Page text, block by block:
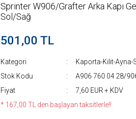
Sprinter W906/Grafter Arka Kapı
Sol/Sağ
501,00 TL
Kategori
Kaporta-Kilit-Ayna-
Stok Kodu
A906 760 04 28/
Fiyat
7,60 EUR + KDV
* 167,00 TL den başlayan taksitlerle!!